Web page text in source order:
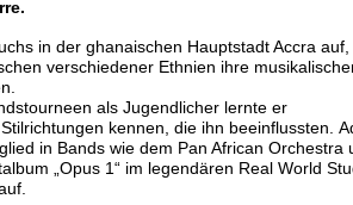
in der ghanaischen Hauptstadt Accra auf,
verschiedener Ethnien ihre
als Jugendlicher lernte er
kennen, die ihn beeinflussten.
in Bands wie dem Pan African Orchestra
„Opus 1“ im legendären Real World